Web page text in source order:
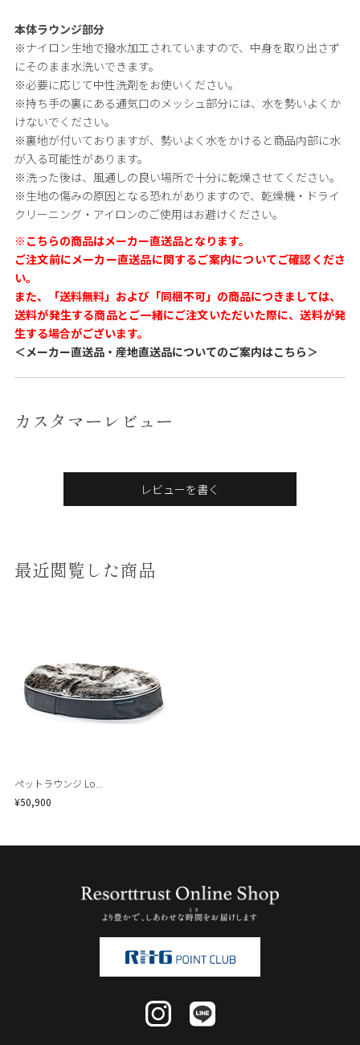
本体ラウンジ部分
※ナイロン生地で撥水加工されていますので、中身を取り出さず
にそのまま水洗いできます。
※必要に応じて中性洗剤をお使いください。
※持ち手の裏にある通気口のメッシュ部分には、水を勢いよくか
けないでください。
※裏地が付いておりますが、勢いよく水をかけると商品内部に水
が入る可能性があります。
※洗った後は、風通しの良い場所で十分に乾燥させてください。
※生地の傷みの原因となる恐れがありますので、乾燥機・ドライ
クリーニング・アイロンのご使用はお避けください。
※こちらの商品はメーカー直送品となります。
ご注文前にメーカー直送品に関するご案内についてご確認くださ
い。
また、「送料無料」および「同梱不可」の商品につきましては、
送料が発生する商品とご一緒にご注文いただいた際に、送料が発
生する場合がございます。
＜メーカー直送品・産地直送品についてのご案内はこちら＞
カスタマーレビュー
レビューを書く
最近閲覧した商品
ペットラウンジ Lo...
¥50,900